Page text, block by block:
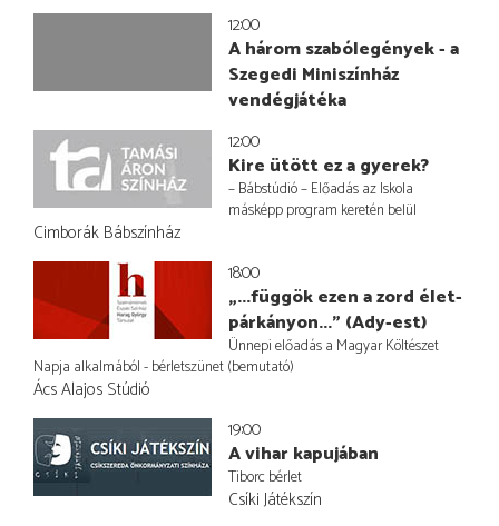
12:00
A három szabólegények - a
Szegedi Miniszínház
vendégjátéka
12:00
Kire ütött ez a gyerek?
– Bábstúdió – Előadás az Iskola
másképp program keretén belül
Cimborák Bábszínház
18:00
„...függök ezen a zord élet-
párkányon...” (Ady-est)
Ünnepi előadás a Magyar Költészet
Napja alkalmából - bérletszünet (bemutató)
Ács Alajos Stúdió
19:00
A vihar kapujában
Tiborc bérlet
Csíki Játékszín